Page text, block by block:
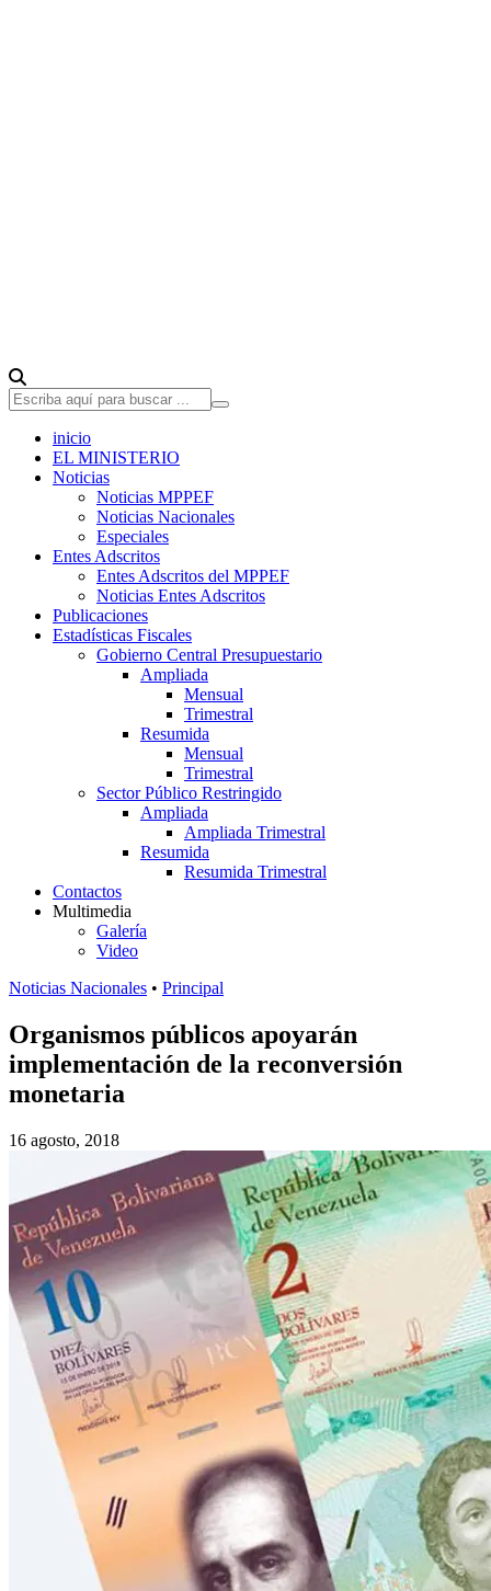
inicio
EL MINISTERIO
Noticias
Noticias MPPEF
Noticias Nacionales
Especiales
Entes Adscritos
Entes Adscritos del MPPEF
Noticias Entes Adscritos
Publicaciones
Estadísticas Fiscales
Gobierno Central Presupuestario
Ampliada
Mensual
Trimestral
Resumida
Mensual
Trimestral
Sector Público Restringido
Ampliada
Ampliada Trimestral
Resumida
Resumida Trimestral
Contactos
Multimedia
Galería
Video
Noticias Nacionales • Principal
Organismos públicos apoyarán
implementación de la reconversión
monetaria
16 agosto, 2018